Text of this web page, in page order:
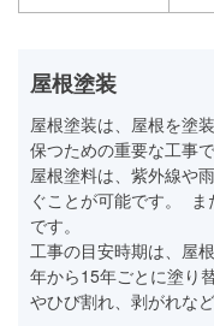
屋根塗装
屋根塗装は、屋根を塗
保つための重要な工事で
屋根塗料は、紫外線や
ぐことが可能です。
です。
工事の目安時期は、屋
年から15年ごとに塗り
やひび割れ、剥がれな